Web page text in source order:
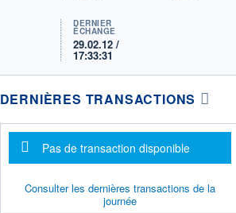
DERNIER
ÉCHANGE
29.02.12 /
17:33:31
DERNIÈRES TRANSACTIONS
Message d'information
Pas de transaction disponible
Consulter les dernières transactions de la
journée